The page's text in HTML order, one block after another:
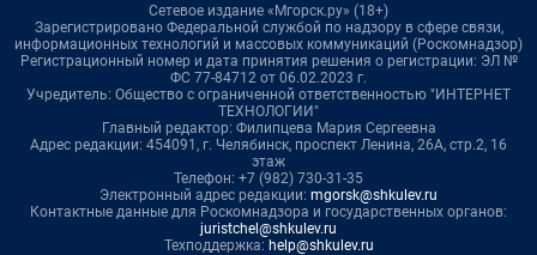
Сетевое издание «Мгорск.ру» (18+)
Зарегистрировано Федеральной службой по надзору в сфере связи,
информационных технологий и массовых коммуникаций (Роскомнадзор)
Регистрационный номер и дата принятия решения о регистрации: ЭЛ №
ФС 77-84712 от 06.02.2023 г.
Учредитель: Общество с ограниченной ответственностью "ИНТЕРНЕТ
ТЕХНОЛОГИИ"
Главный редактор: Филипцева Мария Сергеевна
Адрес редакции: 454091, г. Челябинск, проспект Ленина, 26А, стр.2, 16
этаж
Телефон: +7 (982) 730-31-35
Электронный адрес редакции: mgorsk@shkulev.ru
Контактные данные для Роскомнадзора и государственных органов:
juristchel@shkulev.ru
Техподдержка: help@shkulev.ru